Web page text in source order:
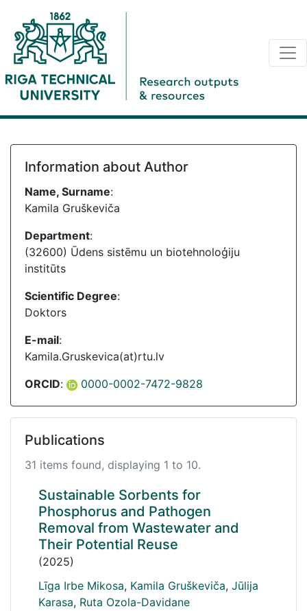
Information about Author
Name, Surname:
Kamila Gruškeviča
Department:
(32600) Ūdens sistēmu un biotehnoloģiju
institūts
Scientific Degree:
Doktors
E-mail:
Kamila.Gruskevica(at)rtu.lv
ORCID: 0000-0002-7472-9828
Publications
31 items found, displaying 1 to 10.
Sustainable Sorbents for
Phosphorus and Pathogen
Removal from Wastewater and
Their Potential Reuse
(2025)
Līga Irbe Mikosa, Kamila Gruškeviča, Jūlija
Karasa, Ruta Ozola-Davidane